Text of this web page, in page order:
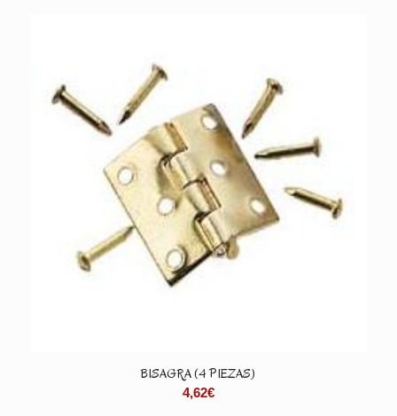
BISAGRA (4 PIEZAS)
4,62€